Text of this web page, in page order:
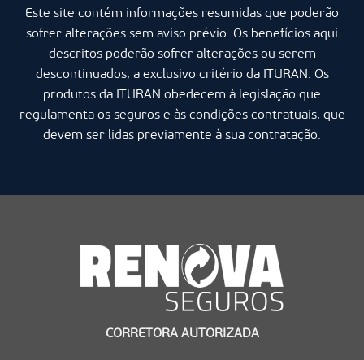
Este site contém informações resumidas que poderão
sofrer alterações sem aviso prévio. Os benefícios aqui
descritos poderão sofrer alterações ou serem
descontinuados, a exclusivo critério da ITURAN. Os
produtos da ITURAN obedecem à legislação que
regulamenta os seguros e às condições contratuais, que
devem ser lidas previamente à sua contratação.
CORRETORA AUTORIZADA